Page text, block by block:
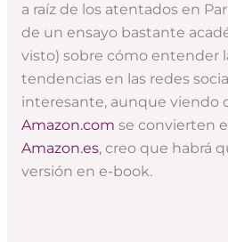
a raíz de los atentados en
de un ensayo bastante
visto) sobre cómo entender
tendencias en las redes
interesante, aunque viendo
Amazon.com se convierten
Amazon.es, creo que habrá
versión en e-book.